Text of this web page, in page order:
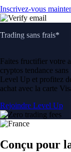
Inscrivez-vous
Trading sans frais*
Faites fructifier votre
cryptos tendance
Level Up et profitez
achat avec la carte
Rejoindre Level Up
Conçu pour